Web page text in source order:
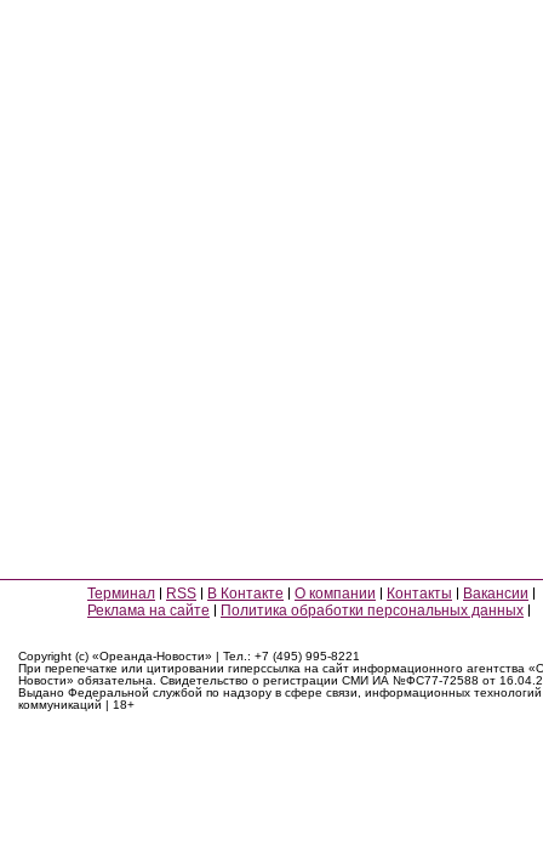
Терминал RSS В Контакте О компании Контакты
Вакансии
Реклама на сайте
Политика обработки персональных данных
Copyright (c) «Ореанда-Новости» | Тел.: +7 (495) 995-8221
При перепечатке или цитировании гиперссылка на сайт информационного агентства
Новости» обязательна. Свидетельство о регистрации СМИ ИА №ФС77-72588 от
Выдано Федеральной службой по надзору в сфере связи, информационных
коммуникаций | 18+